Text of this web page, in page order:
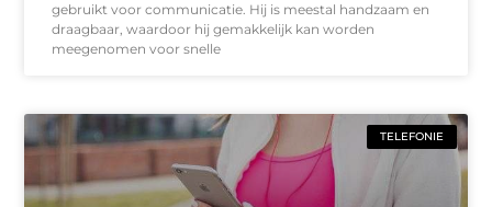
gebruikt voor communicatie. Hij is meestal handzaam en
draagbaar, waardoor hij gemakkelijk kan worden
meegenomen voor snelle
TELEFONIE